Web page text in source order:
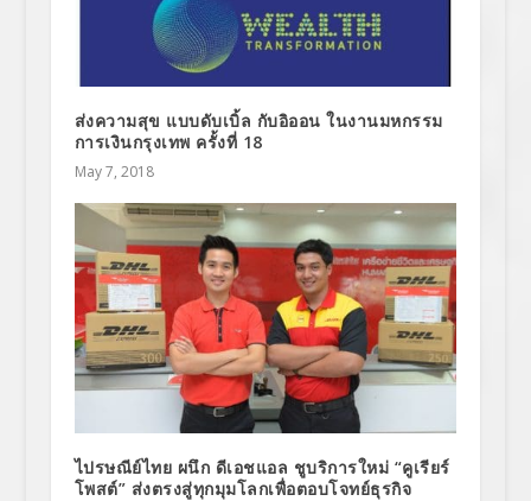
ส่งความสุข แบบดับเบิ้ล กับอิออน ในงานมหกรรม
การเงินกรุงเทพ ครั้งที่ 18
May 7, 2018
ไปรษณีย์ไทย ผนึก ดีเอชแอล ชูบริการใหม่ “คูเรียร์
โพสต์” ส่งตรงสู่ทุกมุมโลกเพื่อตอบโจทย์ธุรกิจ